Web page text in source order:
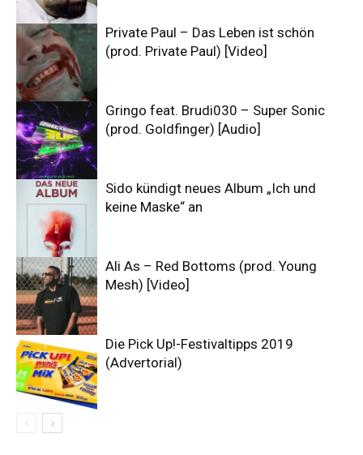
Private Paul – Das Leben ist schön
(prod. Private Paul) [Video]
Gringo feat. Brudi030 – Super Sonic
(prod. Goldfinger) [Audio]
Sido kündigt neues Album „Ich und
keine Maske“ an
Ali As – Red Bottoms (prod. Young
Mesh) [Video]
Die Pick Up!-Festivaltipps 2019
(Advertorial)